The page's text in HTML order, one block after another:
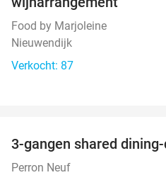
Food by Marjoleine
Nieuwendijk
Verkocht: 87
3-gangen shared
Perron Neuf